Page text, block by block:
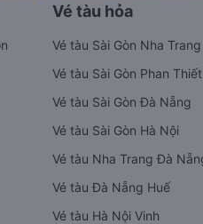
Vé tàu hỏa
Vé tàu Sài Gòn Nha Trang
Vé tàu Sài Gòn Phan Thiết
Vé tàu Sài Gòn Đà Nẵng
Vé tàu Sài Gòn Hà Nội
Vé tàu Nha Trang Đà
Vé tàu Đà Nẵng Huế
Vé tàu Hà Nội Vinh